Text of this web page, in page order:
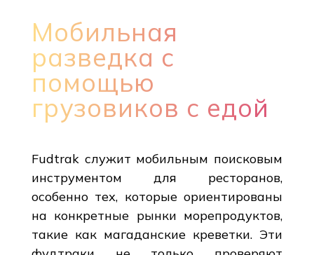
Мобильная
разведка с
помощью
грузовиков с едой
Fudtrak служит мобильным поисковым
инструментом для ресторанов,
особенно тех, которые ориентированы
на конкретные рынки морепродуктов,
такие как магаданские креветки. Эти